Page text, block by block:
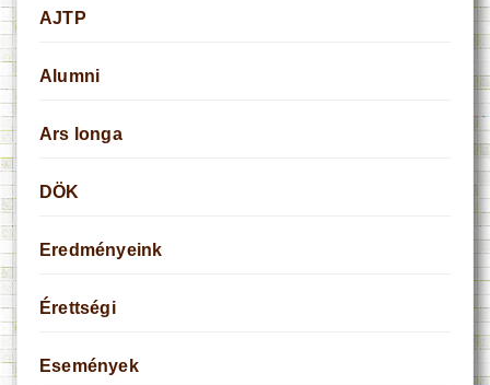
AJTP
Alumni
Ars longa
DÖK
Eredményeink
Érettségi
Események